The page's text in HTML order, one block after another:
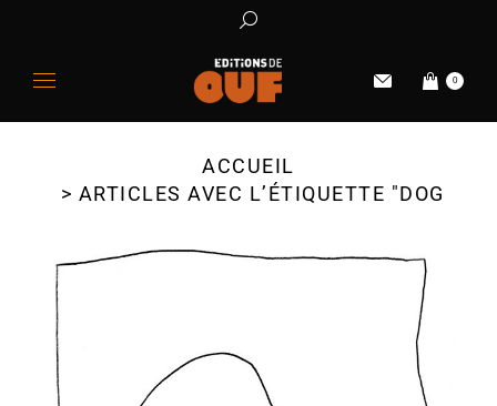
0
ACCUEIL
ARTICLES AVEC L’ÉTIQUETTE "DOGON"